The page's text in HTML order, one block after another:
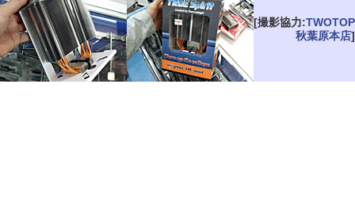
[撮影協力:TWOTOP
秋葉原本店]